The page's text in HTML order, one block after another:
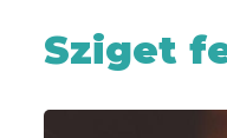
Noord-Amerika
Andere wereldsteden
Sziget